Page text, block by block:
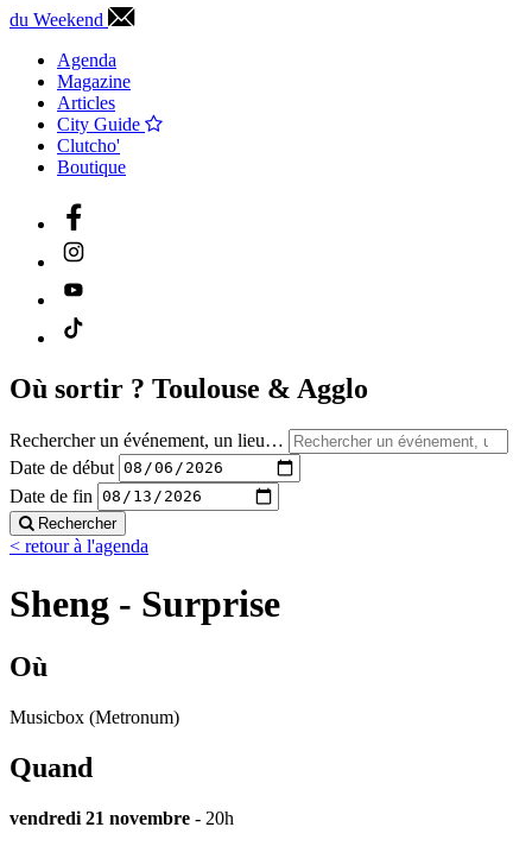
du Weekend
Agenda
Magazine
Articles
City Guide
Clutcho'
Boutique
Où sortir ? Toulouse & Agglo
Rechercher un événement, un lieu…
Date de début
Date de fin
Rechercher
< retour à l'agenda
Sheng - Surprise
Où
Musicbox (Metronum)
Quand
vendredi 21 novembre - 20h